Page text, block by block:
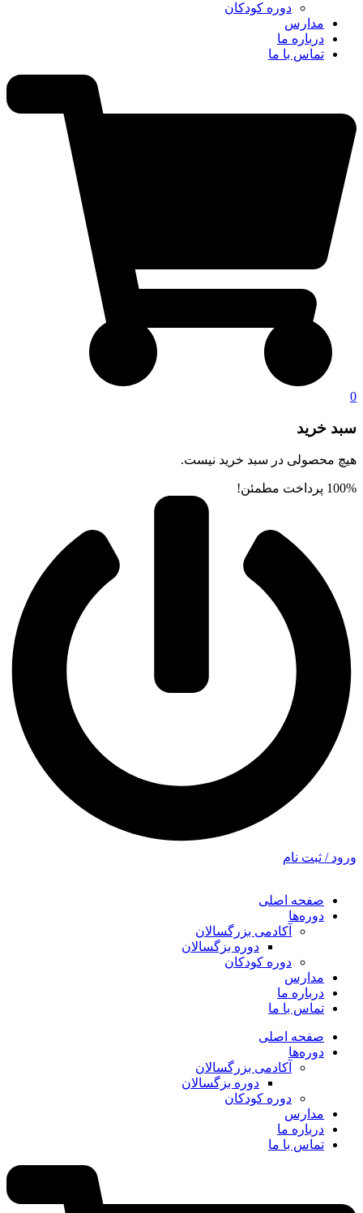
دوره کودکان
مدارس
درباره ما
تماس با ما
0
سبد خرید
هیچ محصولی در سبد خرید نیست.
100% پرداخت مطمئن!
ورود / ثبت نام
صفحه اصلی
دوره‌ها
آکادمی بزرگسالان
دوره بزگسالان
دوره کودکان
مدارس
درباره ما
تماس با ما
صفحه اصلی
دوره‌ها
آکادمی بزرگسالان
دوره بزگسالان
دوره کودکان
مدارس
درباره ما
تماس با ما